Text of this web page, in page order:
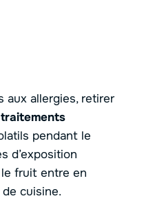
aux allergies, retirer
pendant le
d’exposition
fruit entre en
cuisine.